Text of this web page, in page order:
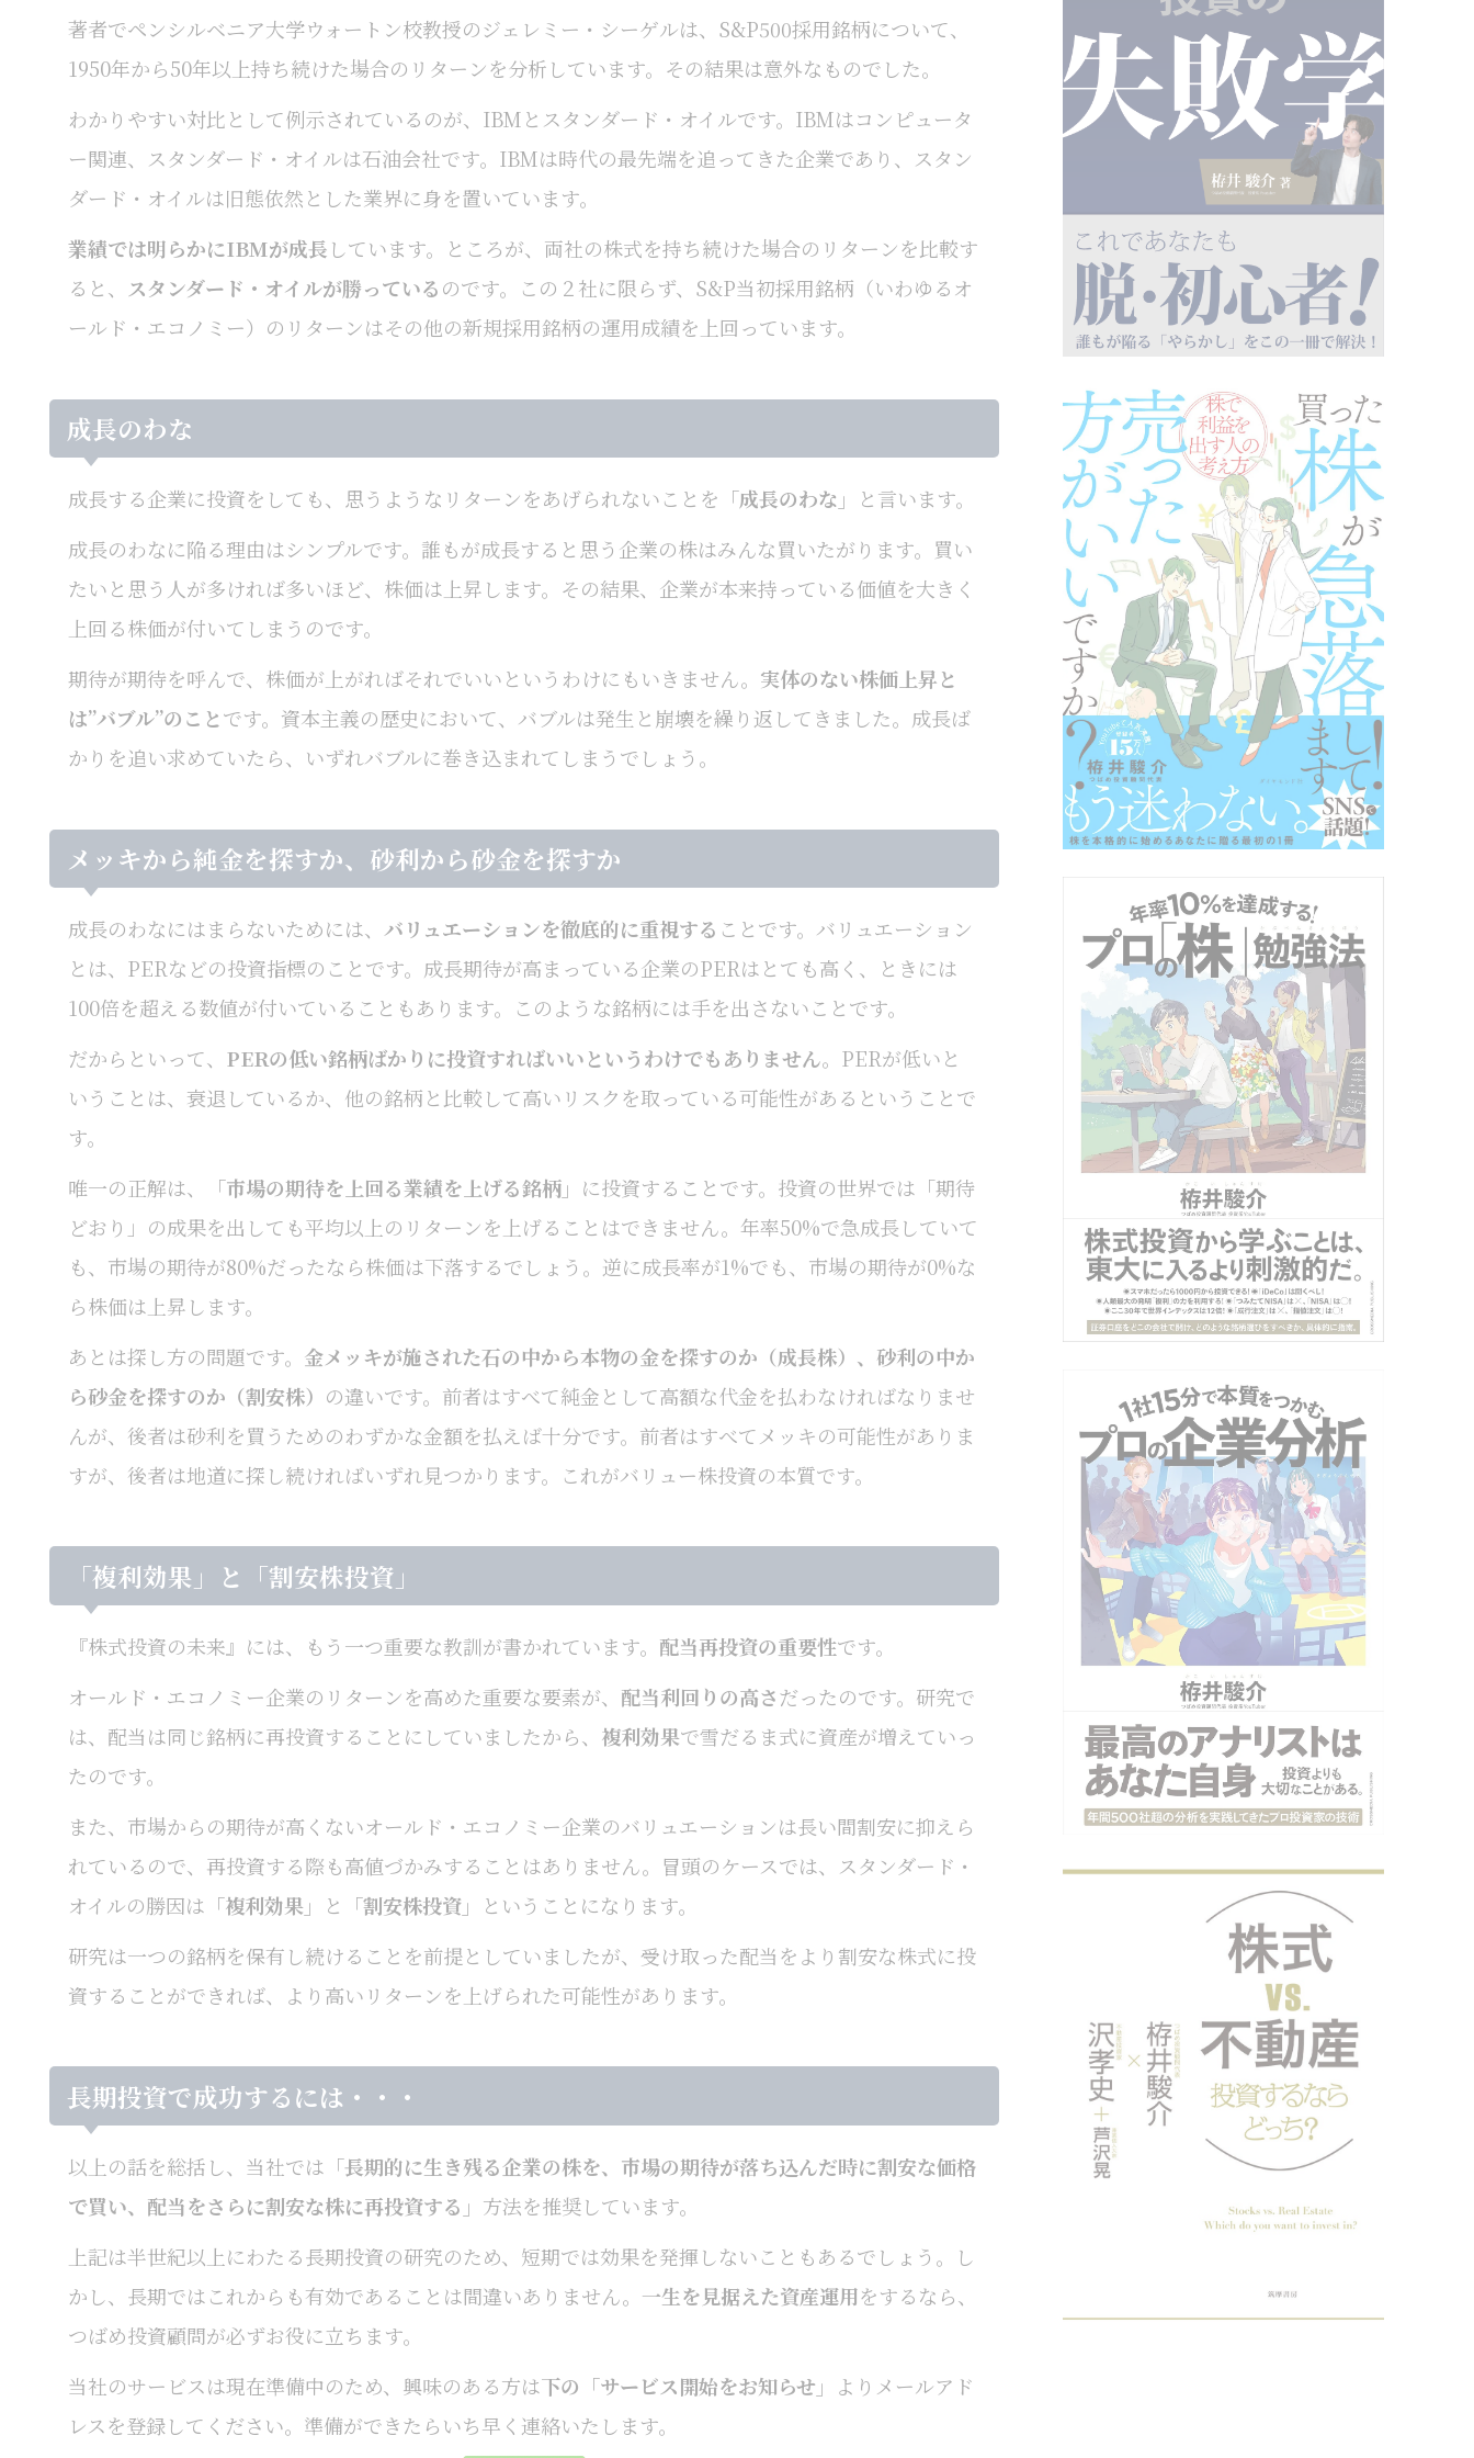
著者でペンシルベニア大学ウォートン校教授のジェレミー・シーゲルは、S&P500採用銘柄について、
1950年から50年以上持ち続けた場合のリターンを分析しています。その結果は意外なものでした。
わかりやすい対比として例示されているのが、IBMとスタンダード・オイルです。IBMはコンピュータ
ー関連、スタンダード・オイルは石油会社です。IBMは時代の最先端を追ってきた企業であり、スタン
ダード・オイルは旧態依然とした業界に身を置いています。
業績では明らかにIBMが成長しています。ところが、両社の株式を持ち続けた場合のリターンを比較す
ると、 スタンダード・オイルが勝っているのです。この２社に限らず、S&P当初採用銘柄（いわゆるオ
ールド・エコノミー）のリターンはその他の新規採用銘柄の運用成績を上回っています。
成長のわな
成長する企業に投資をしても、思うようなリターンをあげられないことを 「成長のわな」
と言います。
成長のわなに陥る理由はシンプルです。誰もが成長すると思う企業の株はみんな買いたがります。買い
たいと思う人が多ければ多いほど、株価は上昇します。その結果、企業が本来持っている価値を大きく
上回る株価が付いてしまうのです。
期待が期待を呼んで、株価が上がればそれでいいというわけにもいきません。 実体のない株価上昇と
は”バブル”のことです。資本主義の歴史において、バブルは発生と崩壊を繰り返してきました。成長ば
かりを追い求めていたら、いずれバブルに巻き込まれてしまうでしょう。
メッキから純金を探すか、砂利から砂金を探すか
成長のわなにはまらないためには、バリュエーションを徹底的に重視する ことです。バリュエーション
とは、PERなどの投資指標のことです。成長期待が高まっている企業のPERはとても高く、ときには
100倍を超える数値が付いていることもあります。このような銘柄には手を出さないことです。
だからといって、 PERの低い銘柄ばかりに投資すればいいというわけでもありません。PERが低いと
いうことは、衰退しているか、他の銘柄と比較して高いリスクを取っている可能性があるということで
す。
唯一の正解は、
「市場の期待を上回る業績を上げる銘柄」 に投資することです。投資の世界では「期待
どおり」の成果を出しても平均以上のリターンを上げることはできません。年率50%で急成長していて
も、市場の期待が80%だったなら株価は下落するでしょう。逆に成長率が1%でも、市場の期待が0%な
ら株価は上昇します。
あとは探し方の問題です。 金メッキが施された石の中から本物の金を探すのか（成長株）、砂利の中か
ら砂金を探すのか（割安株） の違いです。前者はすべて純金として高額な代金を払わなければなりませ
んが、後者は砂利を買うためのわずかな金額を払えば十分です。前者はすべてメッキの可能性がありま
すが、後者は地道に探し続ければいずれ見つかります。これがバリュー株投資の本質です。
「複利効果」と「割安株投資」
『株式投資の未来』には、もう一つ重要な教訓が書かれています。 配当再投資の重要性です。
オールド・エコノミー企業のリターンを高めた重要な要素が、 配当利回りの高さだったのです。研究で
は、配当は同じ銘柄に再投資することにしていましたから、 複利効果で雪だるま式に資産が増えていっ
たのです。
また、市場からの期待が高くないオールド・エコノミー企業のバリュエーションは長い間割安に抑えら
れているので、再投資する際も高値づかみすることはありません。冒頭のケースでは、スタンダード・
オイルの勝因は 「複利効果」 と 「割安株投資」
ということになります。
研究は一つの銘柄を保有し続けることを前提としていましたが、受け取った配当をより割安な株式に投
資することができれば、より高いリターンを上げられた可能性があります。
長期投資で成功するには・・・
以上の話を総括し、当社では 「長期的に生き残る企業の株を、市場の期待が落ち込んだ時に割安な価格
で買い、配当をさらに割安な株に再投資する」 方法を推奨しています。
上記は半世紀以上にわたる長期投資の研究のため、短期では効果を発揮しないこともあるでしょう。し
かし、長期ではこれからも有効であることは間違いありません。 一生を見据えた資産運用をするなら、
つばめ投資顧問が必ずお役に立ちます。
当社のサービスは現在準備中のため、興味のある方は下の「サービス開始をお知らせ」 よりメールアド
レスを登録してください。準備ができたらいち早く連絡いたします。